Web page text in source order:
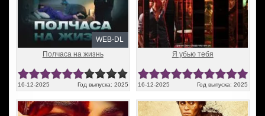
WEB-DL
Полчаса на жизнь
16-12-2025 Год выпуска: 2025
Я убью тебя
16-12-2025 Год выпуска: 2025